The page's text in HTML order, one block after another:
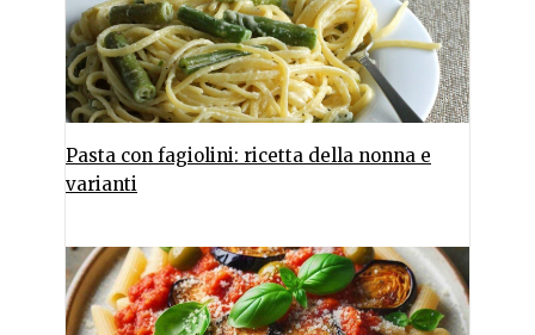
Pasta con fagiolini: ricetta della nonna e
varianti